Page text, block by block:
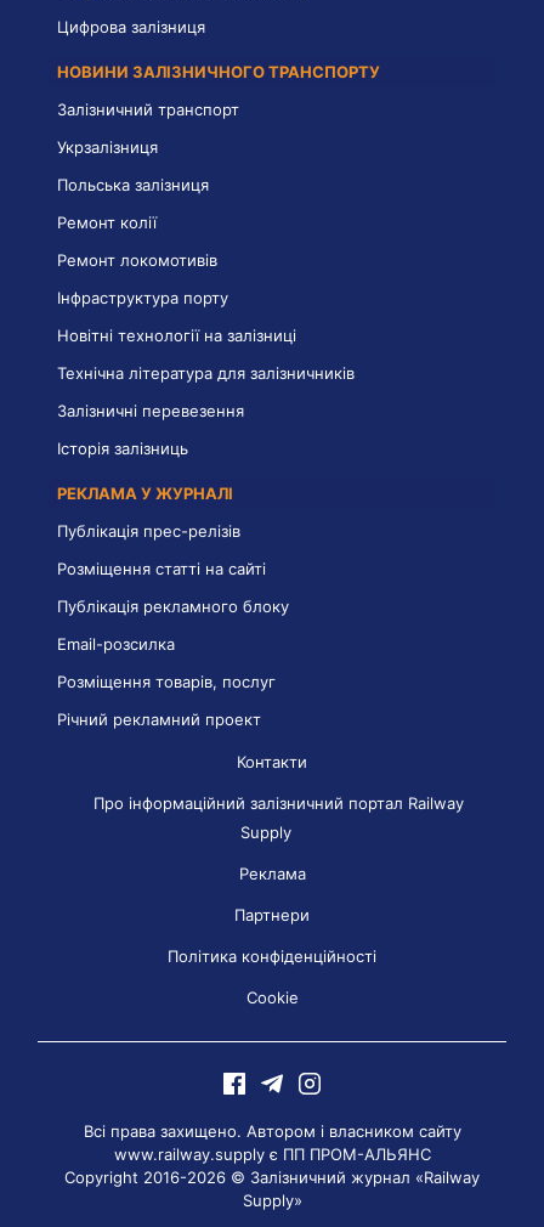
Цифрова залізниця
НОВИНИ ЗАЛІЗНИЧНОГО ТРАНСПОРТУ
Залізничний транспорт
Укрзалізниця
Польська залізниця
Ремонт колії
Ремонт локомотивів
Інфраструктура порту
Новітні технології на залізниці
Технічна література для залізничників
Залізничні перевезення
Історія залізниць
РЕКЛАМА У ЖУРНАЛІ
Публікація прес-релізів
Розміщення статті на сайті
Публікація рекламного блоку
Email-розсилка
Розміщення товарів, послуг
Річний рекламний проект
Контакти
Про інформаційний залізничний портал Railway
Supply
Реклама
Партнери
Політика конфіденційності
Cookie
Всі права захищено. Автором і власником сайту
www.railway.supply є ПП ПРОМ-АЛЬЯНС
Copyright 2016-2026 © Залізничний журнал «Railway
Supply»